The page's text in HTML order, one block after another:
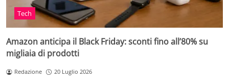
Tech
Amazon anticipa il Black Friday: sconti fino all’80% su
migliaia di prodotti
Redazione 20 Luglio 2026